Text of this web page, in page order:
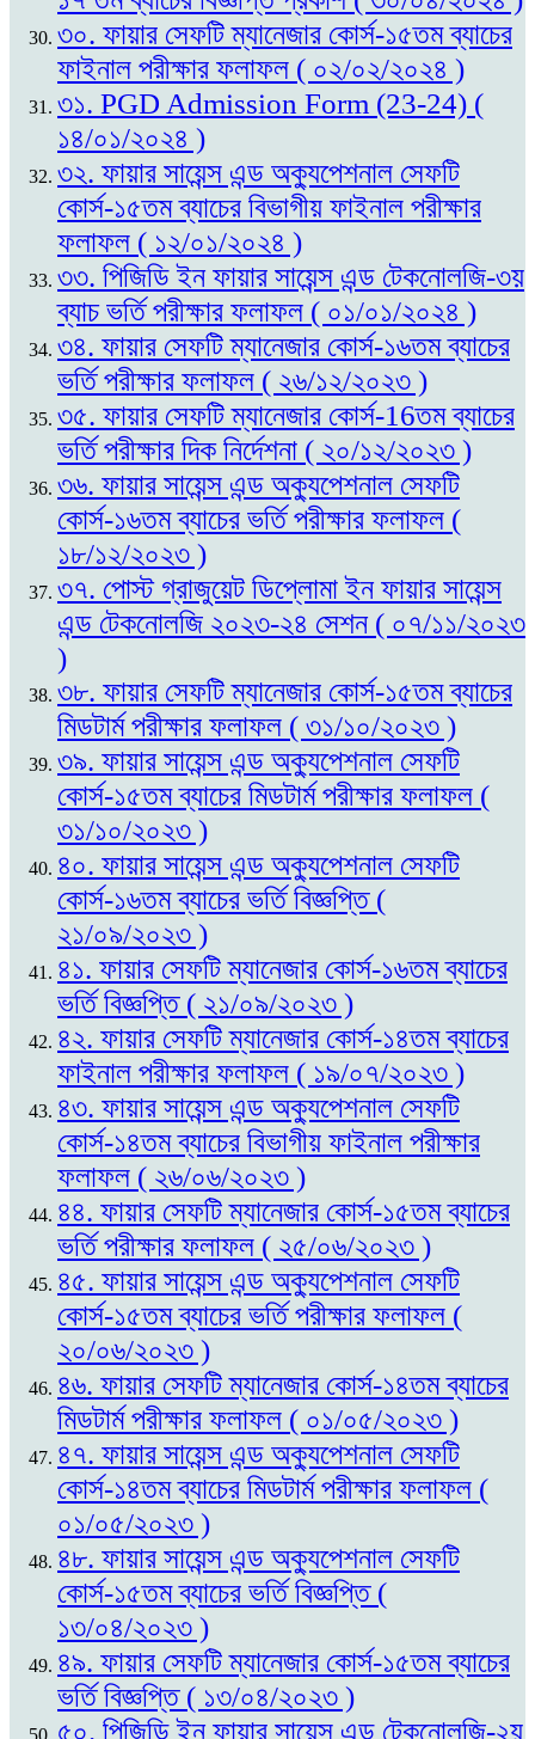
৩০. ফায়ার সেফটি ম্যানেজার কোর্স-১৫তম ব্যাচের
ফাইনাল পরীক্ষার ফলাফল ( ০২/০২/২০২৪ )
৩১. PGD Admission Form (23-24) (
১৪/০১/২০২৪ )
৩২. ফায়ার সায়েন্স এন্ড অক্যুপেশনাল সেফটি
কোর্স-১৫তম ব্যাচের বিভাগীয় ফাইনাল পরীক্ষার
ফলাফল ( ১২/০১/২০২৪ )
৩৩. পিজিডি ইন ফায়ার সায়েন্স এন্ড টেকনোলজি-৩য়
ব্যাচ ভর্তি পরীক্ষার ফলাফল ( ০১/০১/২০২৪ )
৩৪. ফায়ার সেফটি ম্যানেজার কোর্স-১৬তম ব্যাচের
ভর্তি পরীক্ষার ফলাফল ( ২৬/১২/২০২৩ )
৩৫. ফায়ার সেফটি ম্যানেজার কোর্স-16তম ব্যাচের
ভর্তি পরীক্ষার দিক নির্দেশনা ( ২০/১২/২০২৩ )
৩৬. ফায়ার সায়েন্স এন্ড অক্যুপেশনাল সেফটি
কোর্স-১৬তম ব্যাচের ভর্তি পরীক্ষার ফলাফল (
১৮/১২/২০২৩ )
৩৭. পোস্ট গ্রাজুয়েট ডিপ্লোমা ইন ফায়ার সায়েন্স
এন্ড টেকনোলজি ২০২৩-২৪ সেশন ( ০৭/১১/২০২৩
)
৩৮. ফায়ার সেফটি ম্যানেজার কোর্স-১৫তম ব্যাচের
মিডটার্ম পরীক্ষার ফলাফল ( ৩১/১০/২০২৩ )
৩৯. ফায়ার সায়েন্স এন্ড অক্যুপেশনাল সেফটি
কোর্স-১৫তম ব্যাচের মিডটার্ম পরীক্ষার ফলাফল (
৩১/১০/২০২৩ )
৪০. ফায়ার সায়েন্স এন্ড অক্যুপেশনাল সেফটি
কোর্স-১৬তম ব্যাচের ভর্তি বিজ্ঞপ্তি (
২১/০৯/২০২৩ )
৪১. ফায়ার সেফটি ম্যানেজার কোর্স-১৬তম ব্যাচের
ভর্তি বিজ্ঞপ্তি ( ২১/০৯/২০২৩ )
৪২. ফায়ার সেফটি ম্যানেজার কোর্স-১৪তম ব্যাচের
ফাইনাল পরীক্ষার ফলাফল ( ১৯/০৭/২০২৩ )
৪৩. ফায়ার সায়েন্স এন্ড অক্যুপেশনাল সেফটি
কোর্স-১৪তম ব্যাচের বিভাগীয় ফাইনাল পরীক্ষার
ফলাফল ( ২৬/০৬/২০২৩ )
৪৪. ফায়ার সেফটি ম্যানেজার কোর্স-১৫তম ব্যাচের
ভর্তি পরীক্ষার ফলাফল ( ২৫/০৬/২০২৩ )
৪৫. ফায়ার সায়েন্স এন্ড অক্যুপেশনাল সেফটি
কোর্স-১৫তম ব্যাচের ভর্তি পরীক্ষার ফলাফল (
২০/০৬/২০২৩ )
৪৬. ফায়ার সেফটি ম্যানেজার কোর্স-১৪তম ব্যাচের
মিডটার্ম পরীক্ষার ফলাফল ( ০১/০৫/২০২৩ )
৪৭. ফায়ার সায়েন্স এন্ড অক্যুপেশনাল সেফটি
কোর্স-১৪তম ব্যাচের মিডটার্ম পরীক্ষার ফলাফল (
০১/০৫/২০২৩ )
৪৮. ফায়ার সায়েন্স এন্ড অক্যুপেশনাল সেফটি
কোর্স-১৫তম ব্যাচের ভর্তি বিজ্ঞপ্তি (
১৩/০৪/২০২৩ )
৪৯. ফায়ার সেফটি ম্যানেজার কোর্স-১৫তম ব্যাচের
ভর্তি বিজ্ঞপ্তি ( ১৩/০৪/২০২৩ )
৫০. পিজিডি ইন ফায়ার সায়েন্স এন্ড টেকনোলজি-২য়